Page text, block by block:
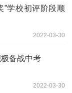
”学校初评阶段顺
2022-03-30
备战中考
2022-03-30